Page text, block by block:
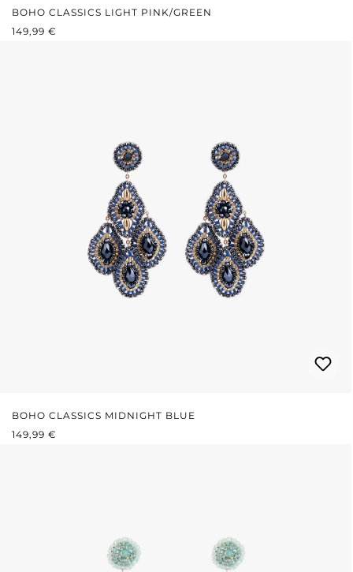
BOHO CLASSICS LIGHT PINK/GREEN
REGULÄRER PREIS:
149,99 €
BOHO CLASSICS MIDNIGHT BLUE
REGULÄRER PREIS:
149,99 €